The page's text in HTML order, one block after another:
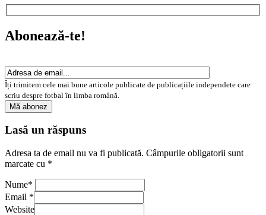
Abonează-te!
Îți trimitem cele mai bune articole publicate de publicațiile independete care
scriu despre fotbal în limba română.
Lasă un răspuns
Adresa ta de email nu va fi publicată. Câmpurile obligatorii sunt
marcate cu *
Nume*
Email *
Website